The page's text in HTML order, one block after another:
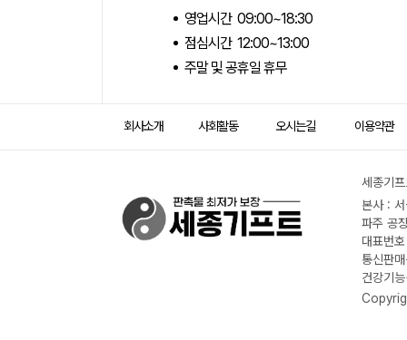
영업시간 09:00~18:30
점심시간 12:00~13:00
주말 및 공휴일 휴무
회사소개 사회활동 오시는길 이용약관
세종기
본사 :
파주 공
대표번
통신판
건강기